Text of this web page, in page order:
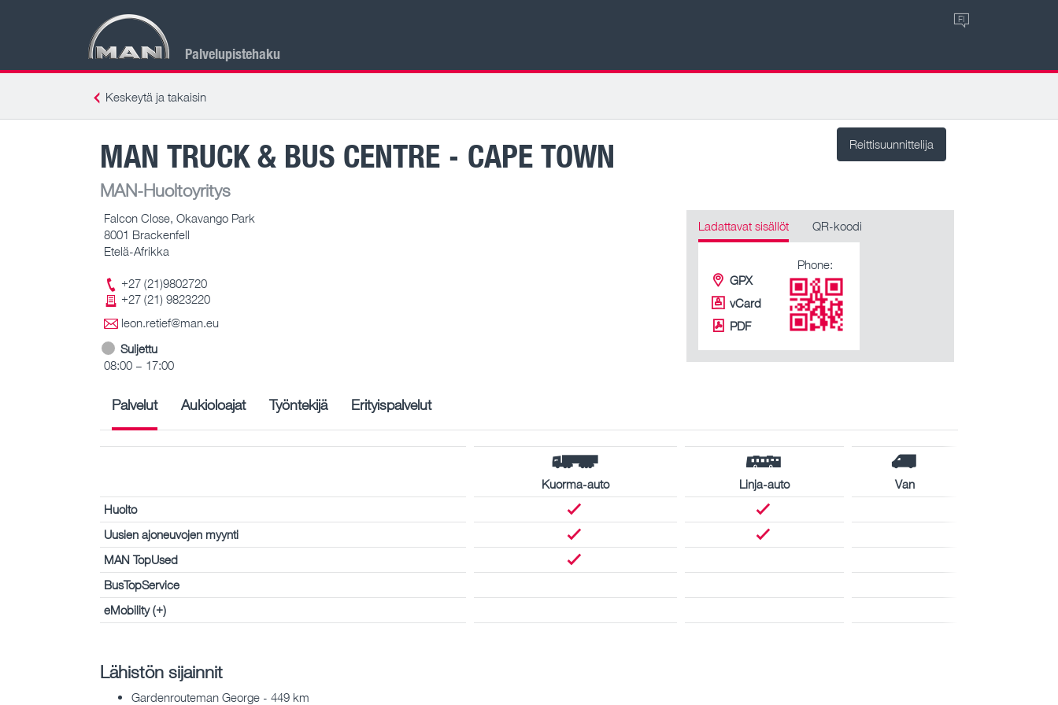
Palvelupistehaku
FI
Keskeytä ja takaisin
Reittisuunnittelija
MAN TRUCK & BUS CENTRE - CAPE TOWN
MAN-Huoltoyritys
Falcon Close, Okavango Park
8001 Brackenfell
Etelä-Afrikka
+27 (21)9802720
+27 (21) 9823220
leon.retief@man.eu
Suljettu
08:00 – 17:00
Ladattavat sisällöt QR-koodi
GPX
vCard
PDF
Phone:
Palvelut Aukioloajat Työntekijä Erityispalvelut
Kuorma-auto Linja-auto
Van
Huolto
Uusien ajoneuvojen myynti
MAN TopUsed
BusTopService
eMobility (+)
Lähistön sijainnit
Gardenrouteman George - 449 km